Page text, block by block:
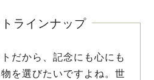
ラインナップ
だから、記念にも心にも
を選びたいですよね。世